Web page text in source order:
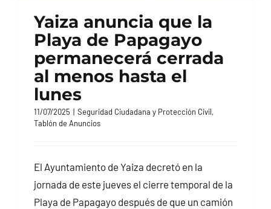
Yaiza anuncia que la
Playa de Papagayo
permanecerá cerrada
al menos hasta el
lunes
11/07/2025 | Seguridad Ciudadana y Protección Civil,
Tablón de Anuncios
El Ayuntamiento de Yaiza decretó en la
jornada de este jueves el cierre temporal de la
Playa de Papagayo después de que un camión